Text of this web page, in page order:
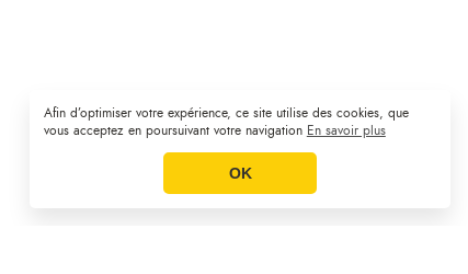
Afin d’optimiser votre expérience, ce site utilise des cookies, que
vous acceptez en poursuivant votre navigation En savoir plus
OK
Plan du site | CGV | Mentions légales